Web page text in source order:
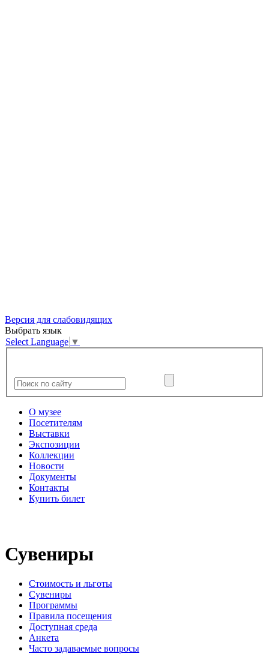
Версия для слабовидящих
Выбрать язык
Select Language ▼
О музее
Посетителям
Выставки
Экспозиции
Коллекции
Новости
Документы
Контакты
Купить билет
Сувениры
Стоимость и льготы
Сувениры
Программы
Правила посещения
Доступная среда
Анкета
Часто задаваемые вопросы